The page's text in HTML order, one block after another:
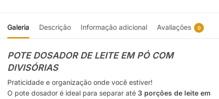
Galeria Descrição Informação adicional Avaliações 0
POTE DOSADOR DE LEITE EM PÓ COM
DIVISÓRIAS
Praticidade e organização onde você estiver!
O pote dosador é ideal para separar até 3 porções de leite em